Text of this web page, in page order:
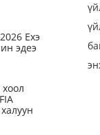
Ехэ
эдеэ